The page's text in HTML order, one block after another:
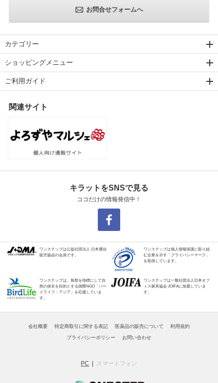
お問合せフォームへ
カテゴリー
ショッピングメニュー
ご利用ガイド
関連サイト
キラットをSNSで見る
ココだけの情報発信中！
ワンステップは公益社団法人 日本通信
販売協会の会員です。
ワンステップは個人情報保護に取り組
む企業を示す「プライバシーマーク」
を取得しています。
ワンステップは、鳥類を指標にして自
然の保全を目的とする国際NGO「バー
ドライフ・アジア」を応援していま
す。
ワンステップは一般社団法人日本オフ
ィス家具協会 JOIFAに加盟していま
す。
会社概要 特定商取引に関する表記 医薬品の販売について 利用規約
プライバシーポリシー お問い合わせ
PC スマートフォン